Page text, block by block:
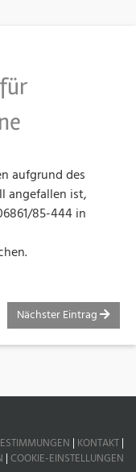
aufgrund des
angefallen ist,
85-444 in
Nächster Eintrag
| KONTAKT|
|COOKIE-EINSTELLUNGEN